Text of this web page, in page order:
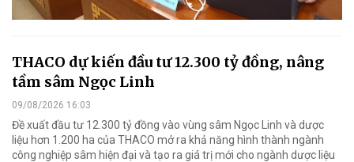
THACO dự kiến đầu tư 12.300 tỷ đồng, nâng
tầm sâm Ngọc Linh
09/08/2026 16:03
Đề xuất đầu tư 12.300 tỷ đồng vào vùng sâm Ngọc Linh và dược
liệu hơn 1.200 ha của THACO mở ra khả năng hình thành ngành
công nghiệp sâm hiện đại và tạo ra giá trị mới cho ngành dược liệu